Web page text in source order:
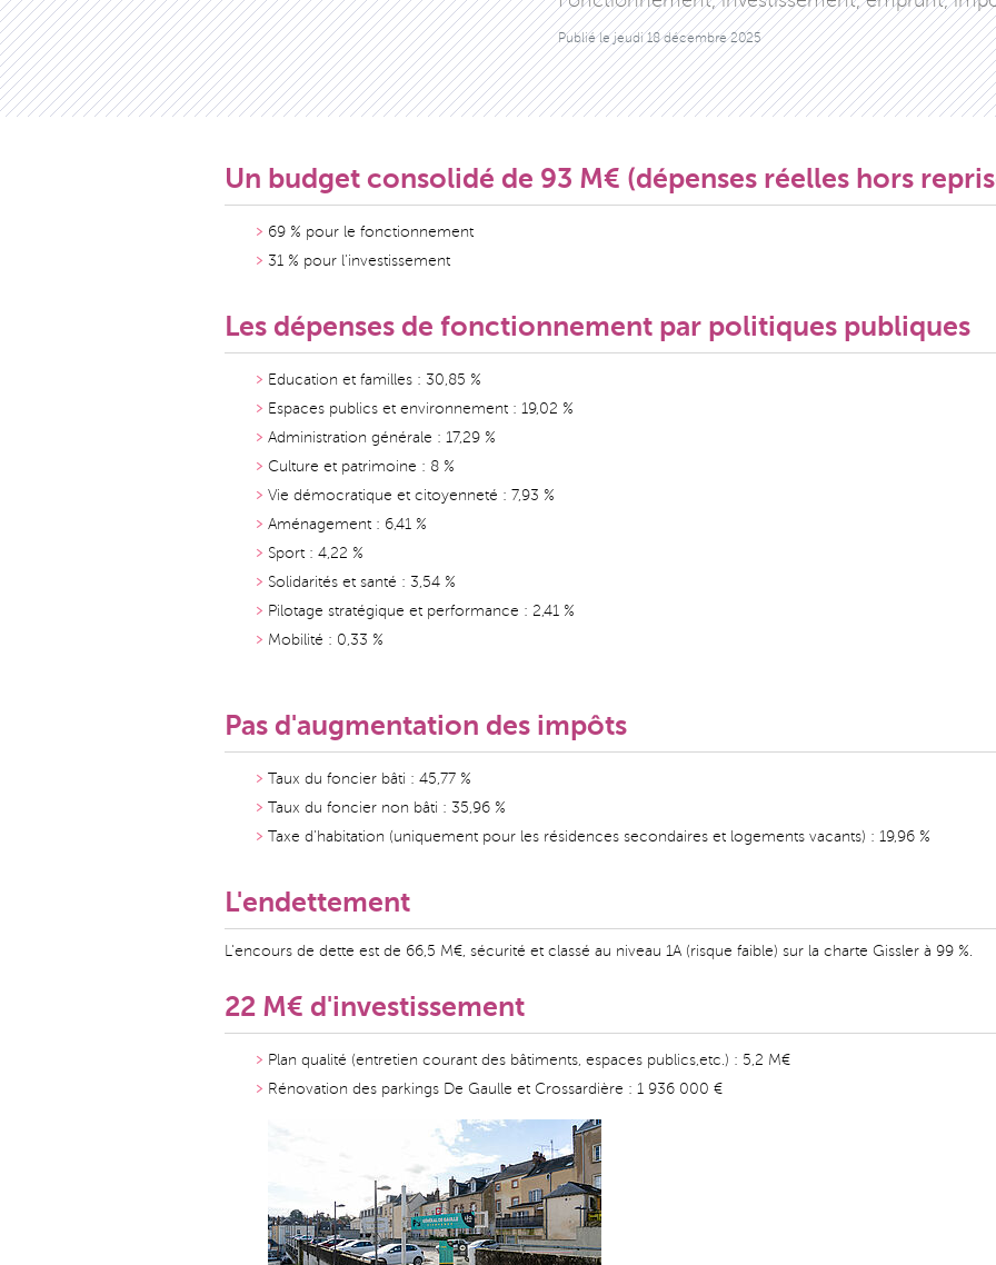
Publié lejeudi 18 décembre 2025
Un budget consolidé de 93 M€ (dépenses réelles hors
69 % pour le fonctionnement
31 % pour l'investissement
Les dépenses de fonctionnement par politiques publiques
Education et familles : 30,85 %
Espaces publics et environnement : 19,02 %
Administration générale : 17,29 %
Culture et patrimoine : 8 %
Vie démocratique et citoyenneté : 7,93 %
Aménagement : 6,41 %
Sport : 4,22 %
Solidarités et santé : 3,54 %
Pilotage stratégique et performance : 2,41 %
Mobilité : 0,33 %
Pas d'augmentation des impôts
Taux du foncier bâti : 45,77 %
Taux du foncier non bâti : 35,96 %
Taxe d'habitation (uniquement pour les résidences secondaires et logements vacants) : 19,96 %
L'endettement
L'encours de dette est de 66,5 M€, sécurité et classé au niveau 1A (risque faible) sur la charte Gissler à 99 %.
22 M€ d'investissement
Plan qualité (entretien courant des bâtiments, espaces publics,etc.) : 5,2 M€
Rénovation des parkings De Gaulle et Crossardière : 1 936 000 €